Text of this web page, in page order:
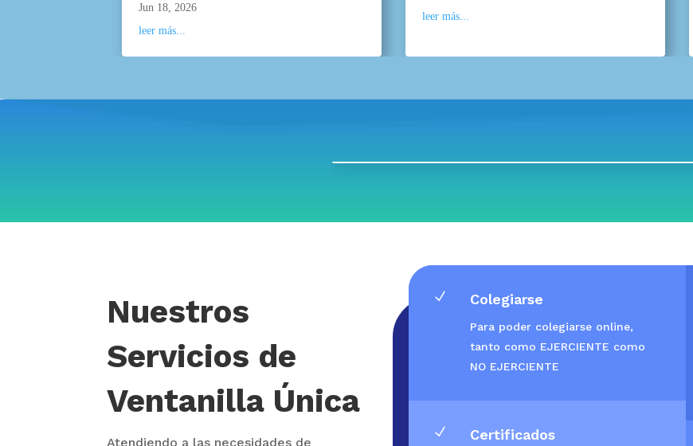
Jun 18, 2026
leer más...
leer más...
Nuestros
Servicios de
Ventanilla Única
Atendiendo a las necesidades de
N Colegiarse
Para poder colegiarse online,
tanto como EJERCIENTE como
NO EJERCIENTE
N Certificados